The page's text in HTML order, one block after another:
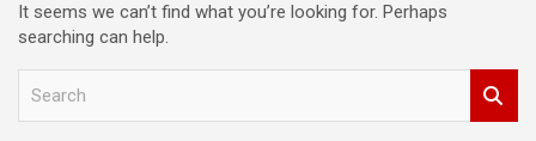
It seems we can’t find what you’re looking for. Perhaps
searching can help.